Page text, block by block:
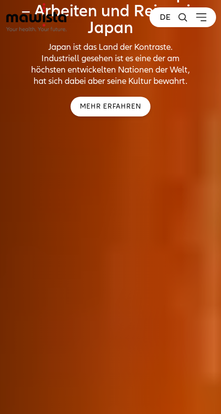
DE
– Arbeiten und Reisen in
Japan
Japan ist das Land der Kontraste.
Industriell gesehen ist es eine der am
höchsten entwickelten Nationen der Welt,
hat sich dabei aber seine Kultur bewahrt.
MEHR ERFAHREN